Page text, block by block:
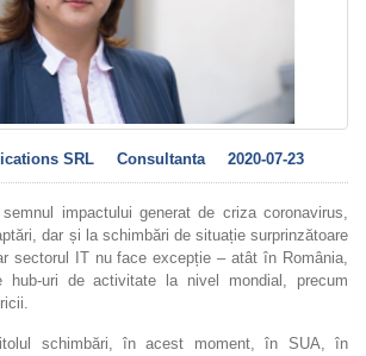
SRL Consultanta 2020-07-23
impactului generat de criza coronavirus,
dar și la schimbări de situație surprinzătoare
sectorul IT nu face excepție – atât în România,
uri de activitate la nivel mondial, precum
schimbări, în acest moment, în SUA, în